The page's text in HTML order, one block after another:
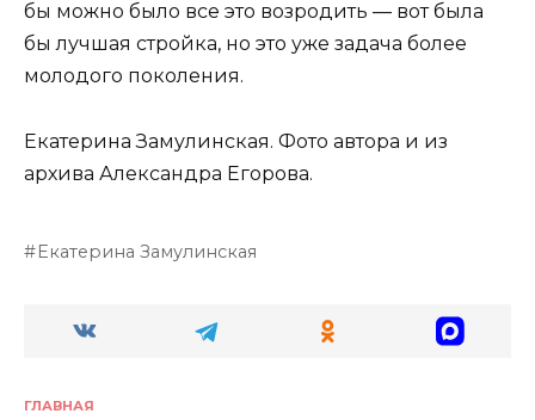
бы можно было все это возродить — вот была
бы лучшая стройка, но это уже задача более
молодого поколения.
Екатерина Замулинская. Фото автора и из
архива Александра Егорова.
Екатерина Замулинская
ГЛАВНАЯ